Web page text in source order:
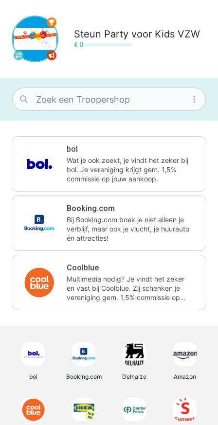
Steun Party voor Kids VZW
€ 0
bol
Wat je ook zoekt, je vindt het zeker bij
bol. Je vereniging krijgt gem. 1,5%
commissie op jouw aankoop.
Booking.com
Bij Booking.com boek je niet alleen je
verblijf, maar ook je vlucht, je huurauto
én attracties!
Coolblue
Multimedia nodig? Je vindt het zeker
en vast bij Coolblue. Zij schenken je
vereniging gem. 1,5% commissie op
bol Booking.com Delhaize Amazon